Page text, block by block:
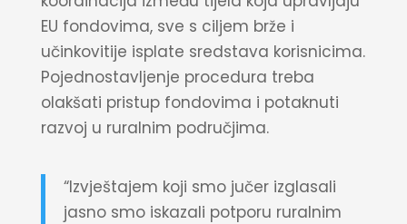
EU fondovima, sve s ciljem brže i
učinkovitije isplate sredstava korisnicima.
Pojednostavljenje procedura treba
olakšati pristup fondovima i potaknuti
razvoj u ruralnim područjima.
“Izvještajem koji smo jučer izglasali
jasno smo iskazali potporu ruralnim